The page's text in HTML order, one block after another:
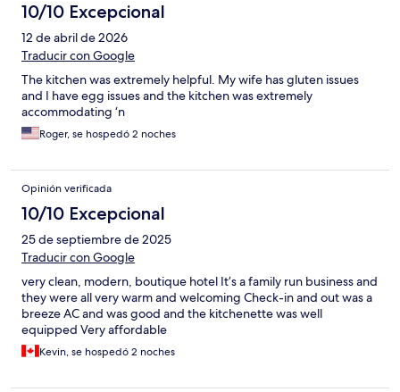
10/10 Excepcional
12 de abril de 2026
Traducir con Google
The kitchen was extremely helpful. My wife has gluten issues
and I have egg issues and the kitchen was extremely
accommodating ‘n
Roger, se hospedó 2 noches
Opinión verificada
10/10 Excepcional
25 de septiembre de 2025
Traducir con Google
very clean, modern, boutique hotel It’s a family run business and
they were all very warm and welcoming Check-in and out was a
breeze AC and was good and the kitchenette was well
equipped Very affordable
Kevin, se hospedó 2 noches